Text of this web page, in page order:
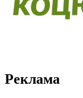
Реклама